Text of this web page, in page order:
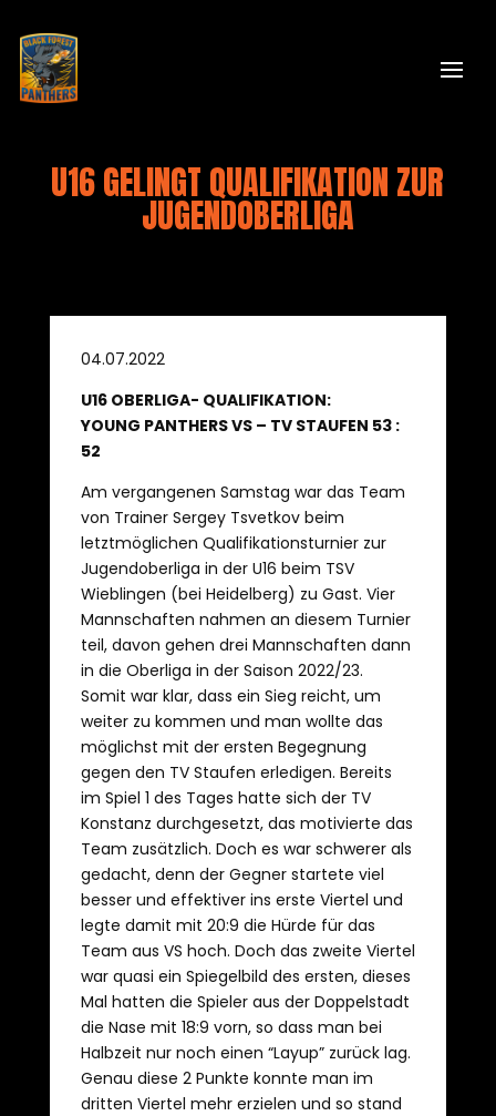
U16 GELINGT QUALIFIKATION ZUR
JUGENDOBERLIGA
04.07.2022
U16 OBERLIGA- QUALIFIKATION:
YOUNG PANTHERS VS – TV STAUFEN 53 :
52
Am vergangenen Samstag war das Team
von Trainer Sergey Tsvetkov beim
letztmöglichen Qualifikationsturnier zur
Jugendoberliga in der U16 beim TSV
Wieblingen (bei Heidelberg) zu Gast. Vier
Mannschaften nahmen an diesem Turnier
teil, davon gehen drei Mannschaften dann
in die Oberliga in der Saison 2022/23.
Somit war klar, dass ein Sieg reicht, um
weiter zu kommen und man wollte das
möglichst mit der ersten Begegnung
gegen den TV Staufen erledigen. Bereits
im Spiel 1 des Tages hatte sich der TV
Konstanz durchgesetzt, das motivierte das
Team zusätzlich. Doch es war schwerer als
gedacht, denn der Gegner startete viel
besser und effektiver ins erste Viertel und
legte damit mit 20:9 die Hürde für das
Team aus VS hoch. Doch das zweite Viertel
war quasi ein Spiegelbild des ersten, dieses
Mal hatten die Spieler aus der Doppelstadt
die Nase mit 18:9 vorn, so dass man bei
Halbzeit nur noch einen “Layup” zurück lag.
Genau diese 2 Punkte konnte man im
dritten Viertel mehr erzielen und so stand